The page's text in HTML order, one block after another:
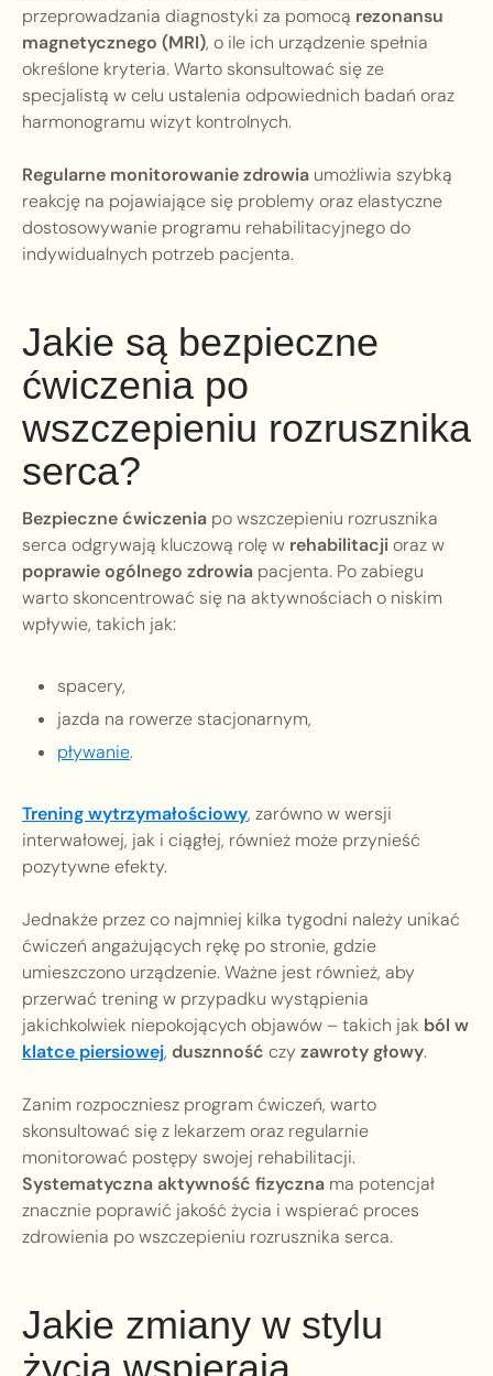
przeprowadzania diagnostyki za pomocą rezonansu
magnetycznego (MRI), o ile ich urządzenie spełnia
określone kryteria. Warto skonsultować się ze
specjalistą w celu ustalenia odpowiednich badań oraz
harmonogramu wizyt kontrolnych.
Regularne monitorowanie zdrowia umożliwia szybką
reakcję na pojawiające się problemy oraz elastyczne
dostosowywanie programu rehabilitacyjnego do
indywidualnych potrzeb pacjenta.
Jakie są bezpieczne
ćwiczenia po
wszczepieniu rozrusznika
serca?
Bezpieczne ćwiczenia po wszczepieniu rozrusznika
serca odgrywają kluczową rolę w rehabilitacjioraz w
poprawie ogólnego zdrowia pacjenta. Po zabiegu
warto skoncentrować się na aktywnościach o niskim
wpływie, takich jak:
spacery,
jazda na rowerze stacjonarnym,
pływanie.
Trening wytrzymałościowy, zarówno w wersji
interwałowej, jak i ciągłej, również może przynieść
pozytywne efekty.
Jednakże przez co najmniej kilka tygodni należy unikać
ćwiczeń angażujących rękę po stronie, gdzie
umieszczono urządzenie. Ważne jest również, aby
przerwać trening w przypadku wystąpienia
jakichkolwiek niepokojących objawów – takich jak ból w
klatce piersiowej, dusznność czy zawroty głowy.
Zanim rozpoczniesz program ćwiczeń, warto
skonsultować się z lekarzem oraz regularnie
monitorować postępy swojej rehabilitacji.
Systematyczna aktywność fizyczna ma potencjał
znacznie poprawić jakość życia i wspierać proces
zdrowienia po wszczepieniu rozrusznika serca.
Jakie zmiany w stylu